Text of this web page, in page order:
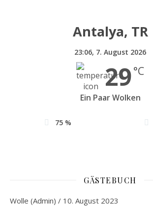
Antalya, TR
23:06, 7. August 2026
29°C
Ein Paar Wolken
75 %
GÄSTEBUCH
Wolle (Admin) / 10. August 2023